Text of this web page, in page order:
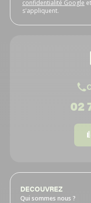
confidentialité Google
s'appliquent.
02
DECOUVREZ
Qui sommes nous ?